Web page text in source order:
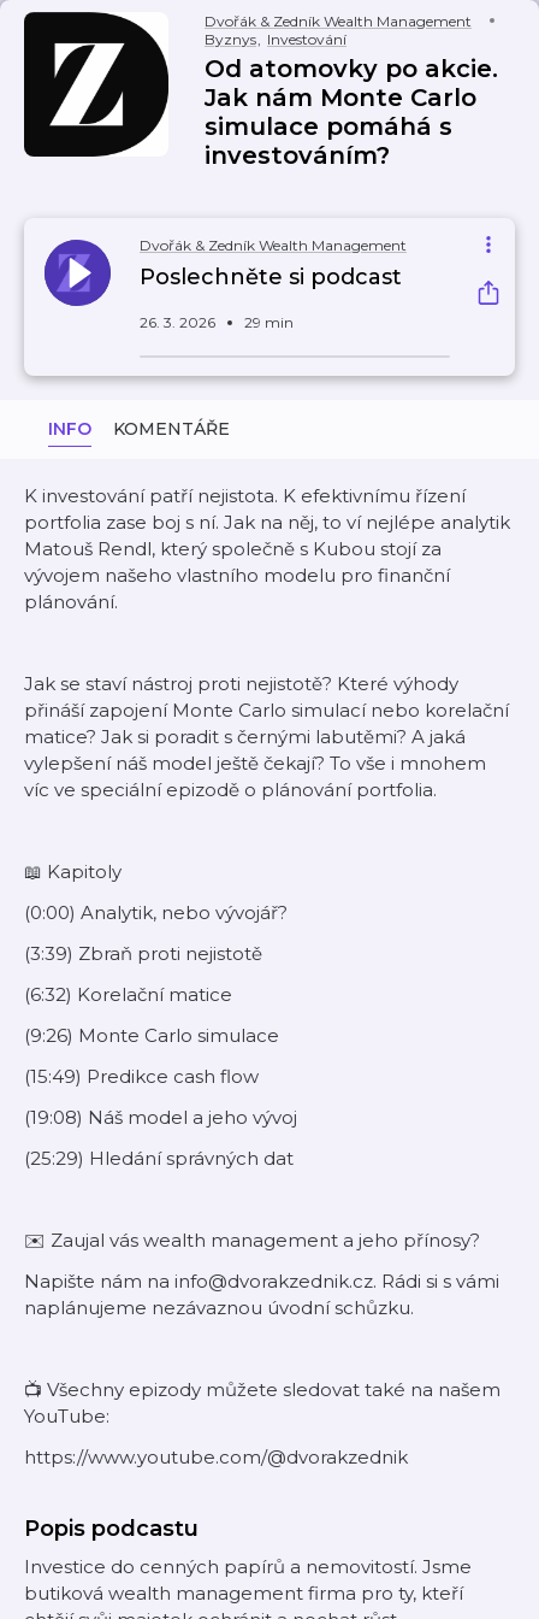
Dvořák & Zedník Wealth Management
Byznys, Investování
Od atomovky po akcie.
Jak nám Monte Carlo
simulace pomáhá s
investováním?
Dvořák & Zedník Wealth Management
Poslechněte si podcast
26. 3. 2026 29 min
INFO KOMENTÁŘE
K investování patří nejistota. K efektivnímu řízení
portfolia zase boj s ní. Jak na něj, to ví nejlépe analytik
Matouš Rendl, který společně s Kubou stojí za
vývojem našeho vlastního modelu pro finanční
plánování.
Jak se staví nástroj proti nejistotě? Které výhody
přináší zapojení Monte Carlo simulací nebo korelační
matice? Jak si poradit s černými labutěmi? A jaká
vylepšení náš model ještě čekají? To vše i mnohem
víc ve speciální epizodě o plánování portfolia.
📖 Kapitoly
(0:00) Analytik, nebo vývojář?
(3:39) Zbraň proti nejistotě
(6:32) Korelační matice
(9:26) Monte Carlo simulace
(15:49) Predikce cash flow
(19:08) Náš model a jeho vývoj
(25:29) Hledání správných dat
✉️ Zaujal vás wealth management a jeho přínosy?
Napište nám na info@dvorakzednik.cz. Rádi si s vámi
naplánujeme nezávaznou úvodní schůzku.
📺 Všechny epizody můžete sledovat také na našem
YouTube:
https://www.youtube.com/@dvorakzednik
Popis podcastu
Investice do cenných papírů a nemovitostí. Jsme
butiková wealth management firma pro ty, kteří